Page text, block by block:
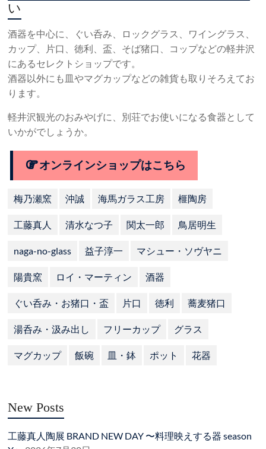
い
酒器を中心に、ぐい呑み、ロックグラス、ワイングラス、
カップ、片口、徳利、盃、そば猪口、コップなどの軽井沢
にあるセレクトショップです。
酒器以外にも皿やマグカップなどの雑貨も取りそろえてお
ります。
軽井沢観光のおみやげに、別荘でお使いになる食器として
いかがでしょうか。
オンラインショップはこちら
梅乃瀬窯 沖誠 海馬ガラス工房 榧陶房
工藤真人 清水なつ子 関太一郎 鳥居明生
naga-no-glass 益子淳一 マシュー・ソヴヤニ
陽貴窯 ロイ・マーティン 酒器
ぐい呑み・お猪口・盃 片口 徳利 蕎麦猪口
湯呑み・汲み出し フリーカップ グラス
マグカップ 飯碗 皿・鉢 ポット 花器
New Posts
工藤真人陶展 BRAND NEW DAY 〜料理映えする器 season